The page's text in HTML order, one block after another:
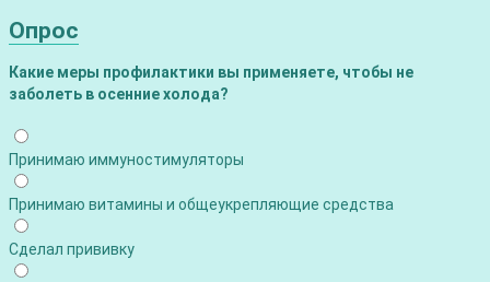
Опрос
Какие меры профилактики вы применяете, чтобы не
заболеть в осенние холода?
Принимаю иммуностимуляторы
Принимаю витамины и общеукрепляющие средства
Сделал прививку